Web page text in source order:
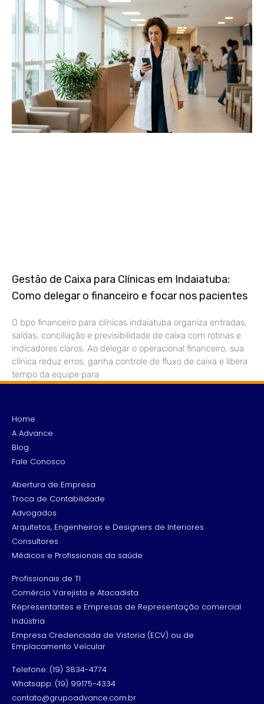
Gestão de Caixa para Clínicas em Indaiatuba:
Como delegar o financeiro e focar nos pacientes
O bpo financeiro para clínicas indaiatuba organiza entradas,
saídas, conciliação e previsibilidade de caixa com rotinas e
indicadores claros. Ao delegar o operacional financeiro, sua
clínica reduz erros, ganha controle de fluxo de caixa e libera
tempo da equipe para
Home
A Advance
Blog
Fale Conosco
Abertura de Empresa
Troca de Contabilidade
Advogados
Arquitetos, Engenheiros e Designers de Interiores
Consultores
Médicos e Profissionais da saúde
Profissionais de TI
Comércio Varejista e Atacadista
Representantes e Empresas de Representação comercial
Indústria
Empresa Credenciada de Vistoria (ECV) ou de
Emplacamento Veícular
Telefone: (19) 3834-4774
Whatsapp: (19) 99175-4334
contato@grupoadvance.com.br